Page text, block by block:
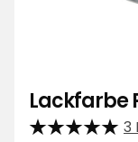
Lackfarbe
3